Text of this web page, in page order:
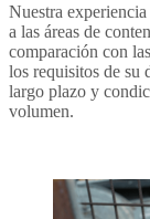
Nuestra
a las áreas de
comparación con
los requisitos de su
largo plazo y
volumen.